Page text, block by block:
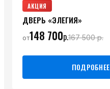
АКЦИЯ
ДВЕРЬ «ЭЛЕГИЯ»
от148 700р.167 500р.
ПОДРОБНЕЕ